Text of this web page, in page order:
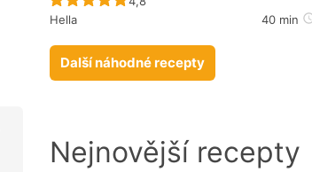
Hella
40 min
Další náhodné recepty
Nejnovější recepty